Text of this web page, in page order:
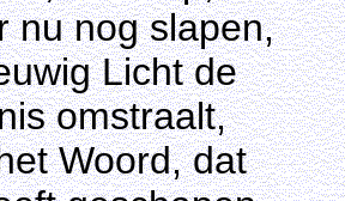
nu nog slapen,
Licht de
omstraalt,
Woord, dat